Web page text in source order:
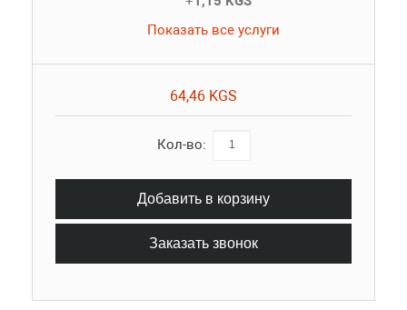
Показать все услуги
64,46 KGS
Кол-во:
Добавить в корзину
Заказать звонок